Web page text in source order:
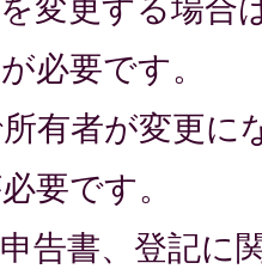
変更する場合
必要です。
有者が変更に
要です。
告書、登記に